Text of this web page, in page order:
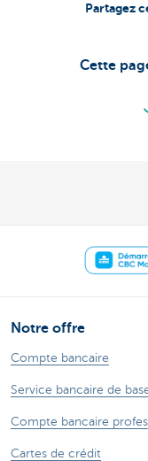
Cette
Partagez
Notre offre
Compte bancaire
Service bancaire de
Compte bancaire
Cartes de crédit